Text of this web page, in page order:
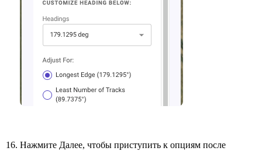
Нажмите Далее, чтобы приступить к опциям после